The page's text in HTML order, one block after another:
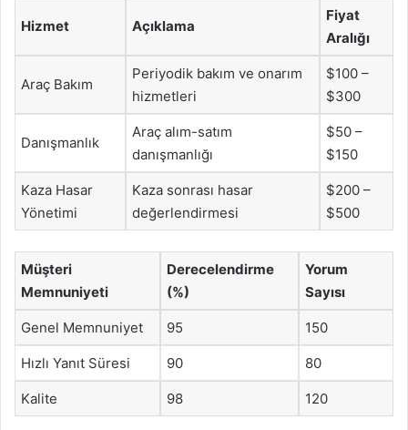
Hizmet Açıklama
Fiyat
Aralığı
Araç Bakım
Periyodik bakım ve onarım
hizmetleri
$100 –
$300
Danışmanlık
Araç alım-satım
danışmanlığı
$50 –
$150
Kaza Hasar
Yönetimi
Kaza sonrası hasar
değerlendirmesi
$200 –
$500
Müşteri
Memnuniyeti
Derecelendirme
(%)
Yorum
Sayısı
Genel Memnuniyet 95 150
Hızlı Yanıt Süresi 90 80
Kalite 98 120